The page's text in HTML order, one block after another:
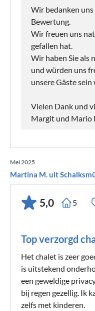
Wir bedanken
Bewertung.
Wir freuen uns
gefallen hat.
Wir haben Sie als
und würden uns
unsere Gäste sein
Vielen Dank und
Margit und Mario
Mei 2025
Martina M. uit
5,0 5
Top verzorgd
Het chalet is zeer
is uitstekend
een geweldige
bij regen gezellig. Ik
zelfs met kinderen.